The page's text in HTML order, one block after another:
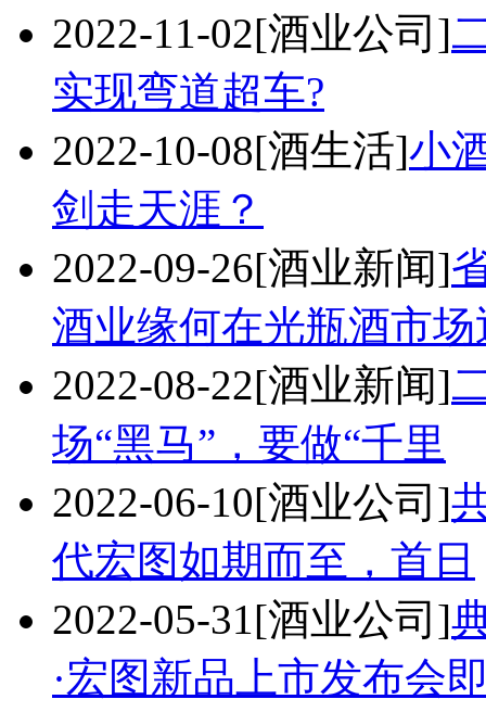
2022-11-02[酒业公司]
实现弯道超车?
2022-10-08[酒生活]小
剑走天涯？
2022-09-26[酒业新闻]
酒业缘何在光瓶酒市场
2022-08-22[酒业新闻]
场“黑马”，要做“千里
2022-06-10[酒业公司]
代宏图如期而至，首日
2022-05-31[酒业公司]
·宏图新品上市发布会